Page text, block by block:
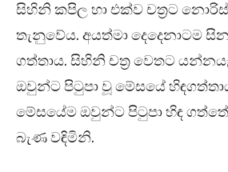
සිහිනි කපිල හා එක්ව චත්‍රට
තැනුවේය. අයත්මා දෙදෙනාටම
ගත්තාය. සිහිනි චත්‍ර වෙතට
ඔවුන්ට පිටුපා වූ මේසයේ
මේසයේම ඔවුන්ට පිටුපා හිඳ
බැණ වඳිමිනි.